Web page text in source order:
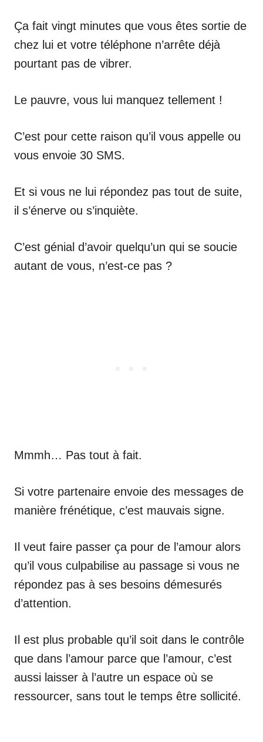
Ça fait vingt minutes que vous êtes sortie de
chez lui et votre téléphone n’arrête déjà
pourtant pas de vibrer.
Le pauvre, vous lui manquez tellement !
C’est pour cette raison qu’il vous appelle ou
vous envoie 30 SMS.
Et si vous ne lui répondez pas tout de suite,
il s’énerve ou s’inquiète.
C’est génial d’avoir quelqu’un qui se soucie
autant de vous, n’est-ce pas ?
Mmmh… Pas tout à fait.
Si votre partenaire envoie des messages de
manière frénétique, c’est mauvais signe.
Il veut faire passer ça pour de l’amour alors
qu’il vous culpabilise au passage si vous ne
répondez pas à ses besoins démesurés
d’attention.
Il est plus probable qu’il soit dans le contrôle
que dans l’amour parce que l’amour, c’est
aussi laisser à l’autre un espace où se
ressourcer, sans tout le temps être sollicité.